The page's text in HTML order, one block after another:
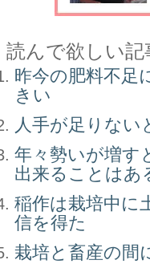
読んで欲しい記
昨今の肥料不足
きい
人手が足りない
年々勢いが増す
出来ることはあ
稲作は栽培中に
信を得た
栽培と畜産の間